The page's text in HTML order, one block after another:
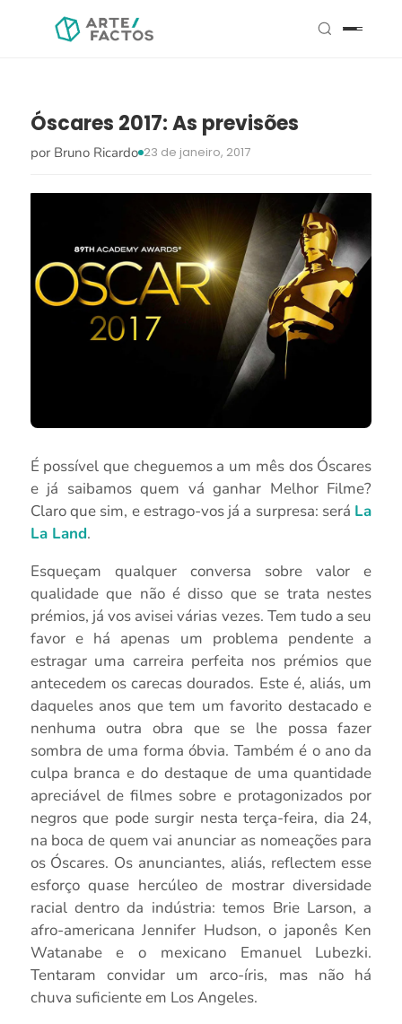
Óscares 2017: As previsões
por Bruno Ricardo 23 de janeiro, 2017
É possível que cheguemos a um mês dos Óscares
e já saibamos quem vá ganhar Melhor Filme?
Claro que sim, e estrago-vos já a surpresa: será La
La Land.
Esqueçam qualquer conversa sobre valor e
qualidade que não é disso que se trata nestes
prémios, já vos avisei várias vezes. Tem tudo a seu
favor e há apenas um problema pendente a
estragar uma carreira perfeita nos prémios que
antecedem os carecas dourados. Este é, aliás, um
daqueles anos que tem um favorito destacado e
nenhuma outra obra que se lhe possa fazer
sombra de uma forma óbvia. Também é o ano da
culpa branca e do destaque de uma quantidade
apreciável de filmes sobre e protagonizados por
negros que pode surgir nesta terça-feira, dia 24,
na boca de quem vai anunciar as nomeações para
os Óscares. Os anunciantes, aliás, reflectem esse
esforço quase hercúleo de mostrar diversidade
racial dentro da indústria: temos Brie Larson, a
afro-americana Jennifer Hudson, o japonês Ken
Watanabe e o mexicano Emanuel Lubezki.
Tentaram convidar um arco-íris, mas não há
chuva suficiente em Los Angeles.